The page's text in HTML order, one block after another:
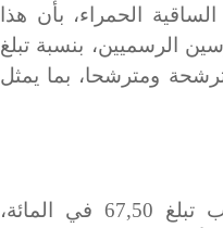
الساقية الحمراء، بأن هذا
المتمدرسين الرسميين، بنسبة تبلغ
المائة، فيما بلغ عدد المترشحين الأحرار 2683 مترشحة ومترشحا، بما يمثل
ويتوزع هؤلاء المترشحون حسب الأقطاب والشعب بنسب تبلغ 67,50 في المائة،